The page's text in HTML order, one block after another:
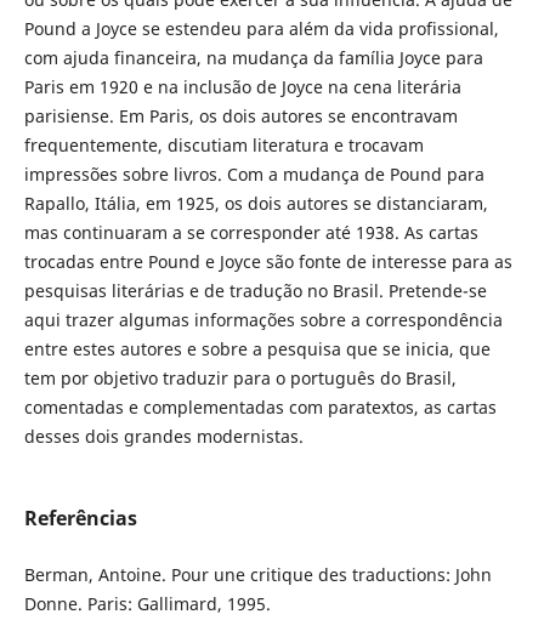
Pound a Joyce se estendeu para além da vida profissional,
com ajuda financeira, na mudança da família Joyce para
Paris em 1920 e na inclusão de Joyce na cena literária
parisiense. Em Paris, os dois autores se encontravam
frequentemente, discutiam literatura e trocavam
impressões sobre livros. Com a mudança de Pound para
Rapallo, Itália, em 1925, os dois autores se distanciaram,
mas continuaram a se corresponder até 1938. As cartas
trocadas entre Pound e Joyce são fonte de interesse para as
pesquisas literárias e de tradução no Brasil. Pretende-se
aqui trazer algumas informações sobre a correspondência
entre estes autores e sobre a pesquisa que se inicia, que
tem por objetivo traduzir para o português do Brasil,
comentadas e complementadas com paratextos, as cartas
desses dois grandes modernistas.
Referências
Berman, Antoine. Pour une critique des traductions: John
Donne. Paris: Gallimard, 1995.